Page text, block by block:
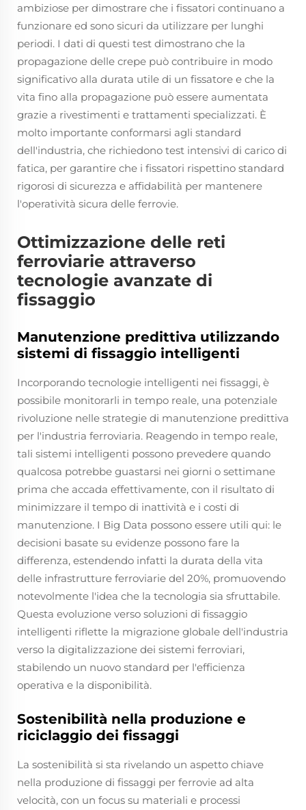
ambiziose per dimostrare che i fissatori continuano a
funzionare ed sono sicuri da utilizzare per lunghi
periodi. I dati di questi test dimostrano che la
propagazione delle crepe può contribuire in modo
significativo alla durata utile di un fissatore e che la
vita fino alla propagazione può essere aumentata
grazie a rivestimenti e trattamenti specializzati. È
molto importante conformarsi agli standard
dell'industria, che richiedono test intensivi di carico di
fatica, per garantire che i fissatori rispettino standard
rigorosi di sicurezza e affidabilità per mantenere
l'operatività sicura delle ferrovie.
Ottimizzazione delle reti
ferroviarie attraverso
tecnologie avanzate di
fissaggio
Manutenzione predittiva utilizzando
sistemi di fissaggio intelligenti
Incorporando tecnologie intelligenti nei fissaggi, è
possibile monitorarli in tempo reale, una potenziale
rivoluzione nelle strategie di manutenzione predittiva
per l'industria ferroviaria. Reagendo in tempo reale,
tali sistemi intelligenti possono prevedere quando
qualcosa potrebbe guastarsi nei giorni o settimane
prima che accada effettivamente, con il risultato di
minimizzare il tempo di inattività e i costi di
manutenzione. I Big Data possono essere utili qui: le
decisioni basate su evidenze possono fare la
differenza, estendendo infatti la durata della vita
delle infrastrutture ferroviarie del 20%, promuovendo
notevolmente l'idea che la tecnologia sia sfruttabile.
Questa evoluzione verso soluzioni di fissaggio
intelligenti riflette la migrazione globale dell'industria
verso la digitalizzazione dei sistemi ferroviari,
stabilendo un nuovo standard per l'efficienza
operativa e la disponibilità.
Sostenibilità nella produzione e
riciclaggio dei fissaggi
La sostenibilità si sta rivelando un aspetto chiave
nella produzione di fissaggi per ferrovie ad alta
velocità, con un focus su materiali e processi